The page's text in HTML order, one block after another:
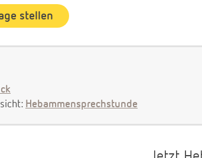
Hebammensprechstunde